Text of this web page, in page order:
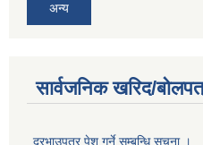
अन्य
सार्वजनिक खरिद/
दरभाउपत्र पेश गर्ने सम्बन्धि सूचना ।